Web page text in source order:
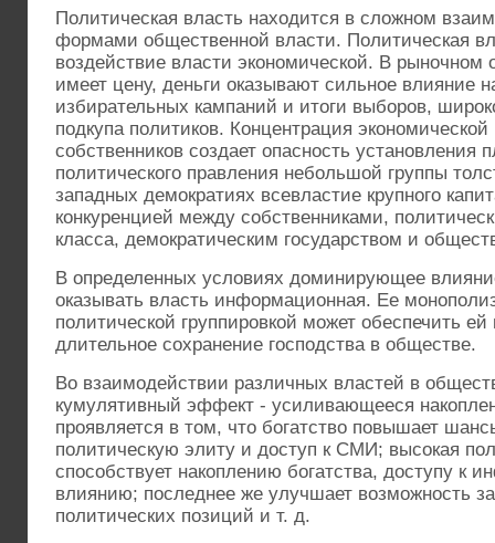
Политическая власть находится в сложном
формами общественной власти. Политическая
воздействие власти экономической. В рыночном
имеет цену, деньги оказывают сильное влияние
избирательных кампаний и итоги выборов,
подкупа политиков. Концентрация
собственников создает опасность установления
политического правления небольшой группы
западных демократиях всевластие крупного
конкуренцией между собственниками,
класса, демократическим государством и
В определенных условиях доминирующее
оказывать власть информационная. Ее
политической группировкой может обеспечить
длительное сохранение господства в обществе.
Во взаимодействии различных властей в
кумулятивный эффект - усиливающееся
проявляется в том, что богатство повышает
политическую элиту и доступ к СМИ; высокая
способствует накоплению богатства, доступу к
влиянию; последнее же улучшает возможность
политических позиций и т. д.